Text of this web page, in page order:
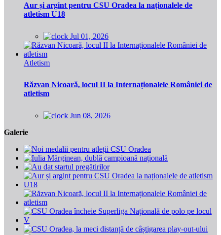
Aur și argint pentru CSU Oradea la naționalele de
atletism U18
Jul 01, 2026
Atletism
Răzvan Nicoară, locul II la Internaționalele României de
atletism
Jun 08, 2026
Galerie